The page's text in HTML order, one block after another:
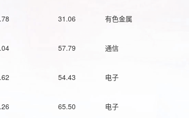
31.06 有色金属
57.79 通信
54.43 电子
65.50 电子